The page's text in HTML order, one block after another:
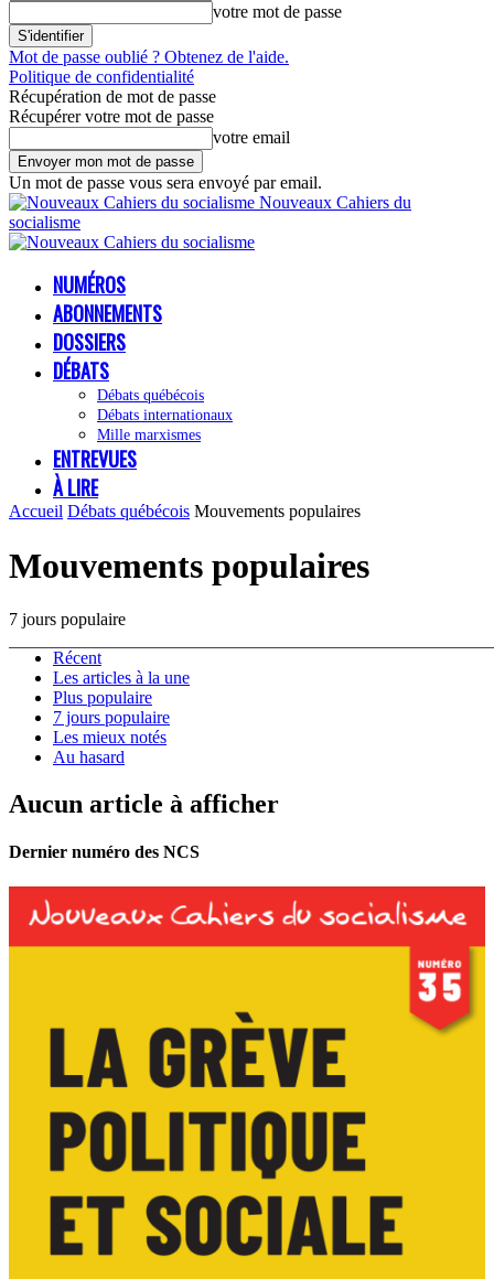
votre mot de passe
Mot de passe oublié ? Obtenez de l'aide.
Politique de confidentialité
Récupération de mot de passe
Récupérer votre mot de passe
votre email
Un mot de passe vous sera envoyé par email.
Nouveaux Cahiers du
socialisme
NUMÉROS
ABONNEMENTS
DOSSIERS
DÉBATS
Débats québécois
Débats internationaux
Mille marxismes
ENTREVUES
À LIRE
Accueil Débats québécois Mouvements populaires
Mouvements populaires
7 jours populaire
Récent
Les articles à la une
Plus populaire
7 jours populaire
Les mieux notés
Au hasard
Aucun article à afficher
Dernier numéro des NCS